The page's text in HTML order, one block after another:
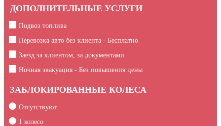
ДОПОЛНИТЕЛЬНЫЕ УСЛУГИ
Подвоз топлива
Перевозка авто без клиента - Бесплатно
Заезд за клиентом, за документами
Ночная эвакуация - Без повышения цены
ЗАБЛОКИРОВАННЫЕ КОЛЕСА
Отсутствуют
1 колесо